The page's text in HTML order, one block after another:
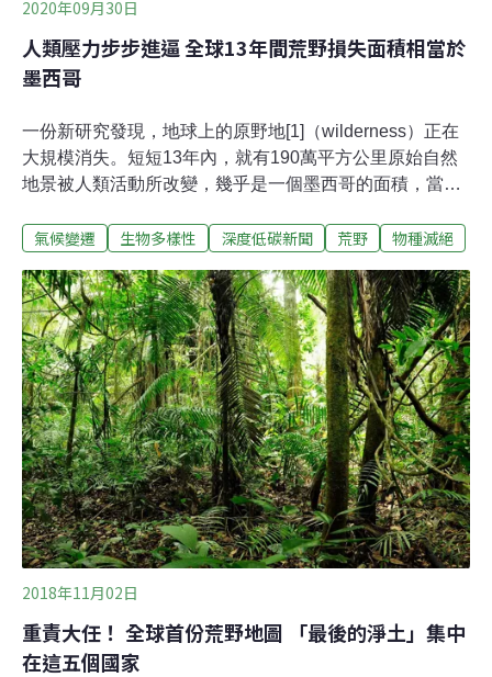
2020年09月30日
人類壓力步步進逼 全球13年間荒野損失面積相當於
墨西哥
一份新研究發現，地球上的原野地[1]（wilderness）正在
大規模消失。短短13年內，就有190萬平方公里原始自然
地景被人類活動所改變，幾乎是一個墨西哥的面積，當中
人類壓力而損失的面積最大。研究作者說，這將大幅改變
類壓力減輕這份研究發表於《One Earth》期刊。來自6個
國家的17位科學家利用衛星影像，調查全球的人類足跡，
以及2000年至2013年間的人類足跡變化。結果發現，近
20%的地球表面已經劣化，只有6%的地表人類壓力減輕。
俄羅斯、加拿大、巴西和澳洲擁有全球最大面積的原野
地，佔全球60%。約有110萬平方公里的地表在2000年時
還是原野地，13年後出現某種程度的人類足跡。
氣候變遷 生物多樣性 深度低碳新聞 荒野 物種滅絕
2018年11月02日
重責大任！ 全球首份荒野地圖 「最後的淨土」集中
在這五個國家